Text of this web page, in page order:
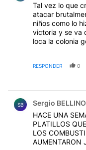
Tal vez lo que
atacar
niños como lo
victoria y se va
loca la colonia
libaneses. La
boer.
RESPONDER 0
SB Sergio BELLINO
HACE UNA
PLATILLOS
LOS
AUMENTARON